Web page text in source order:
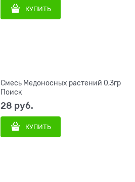
КУПИТЬ
Смесь Медоносных растений 0,3гр
Поиск
28 руб.
КУПИТЬ